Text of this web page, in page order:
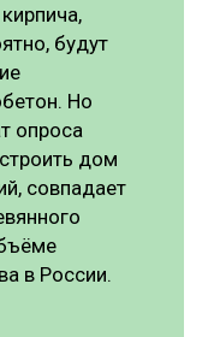
будут
Но
опроса
дом
совпадает
в России.